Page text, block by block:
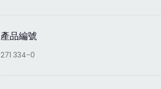
產品編號
271 334-0